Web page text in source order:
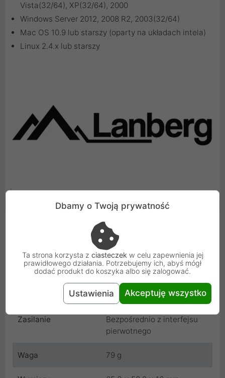
Vista(32/64), XP(32/64), 2000
Windows Server 2012, 2008 R2, 2003(32/64)
Mac OS 10.9 lub starszy (oparty na układach intela)
Linux 2.4.x lub starszy
PCI-E
Interfejs wtórny COM/RS-232 (DB-9)
Wymaga sterowników Tak
Zasilanie
Bezpośrednio z interfejsu
pierwotnego
Waga 79 g
Dbamy o Twoją prywatność
Ta strona korzysta z ciasteczek w celu zapewnienia jej
prawidłowego działania. Potrzebujemy ich, abyś mógł
dodać produkt do koszyka albo się zalogować.
Ustawienia Akceptuję wszystko